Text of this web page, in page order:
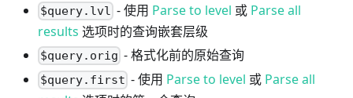
$query.lvl - 使用 Parse to level 或 Parse all
results 选项时的查询嵌套层级
$query.orig - 格式化前的原始查询
$query.first - 使用 Parse to level 或 Parse all